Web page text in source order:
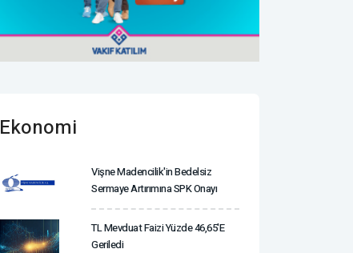
Ekonomi
Vişne Madencilik'in Bedelsiz
Sermaye Artırımına SPK Onayı
TL Mevduat Faizi Yüzde 46,65'e
Geriledi